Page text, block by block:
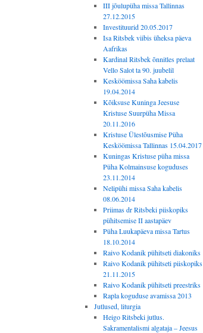
III jõulupüha missa Tallinnas
27.12.2015
Investituurid 20.05.2017
Isa Ritsbek viibis üheksa päeva
Aafrikas
Kardinal Ritsbek õnnitles prelaat
Vello Salot ta 90. juubelil
Kesköömissa Saha kabelis
19.04.2014
Kõiksuse Kuninga Jeesuse
Kristuse Suurpüha Missa
20.11.2016
Kristuse Ülestõusmise Püha
Kesköömissa Tallinnas 15.04.2017
Kuningas Kristuse püha missa
Püha Kolmainsuse koguduses
23.11.2014
Nelipühi missa Saha kabelis
08.06.2014
Priimas dr Ritsbeki piiskopiks
pühitsemise II aastapäev
Püha Luukapäeva missa Tartus
18.10.2014
Raivo Kodanik pühitseti diakoniks
Raivo Kodanik pühitseti piiskopiks
21.11.2015
Raivo Kodanik pühitseti preestriks
Rapla koguduse avamissa 2013
Jutlused, liturgia
Heigo Ritsbeki jutlus.
Sakramentalismi algataja – Jeesus